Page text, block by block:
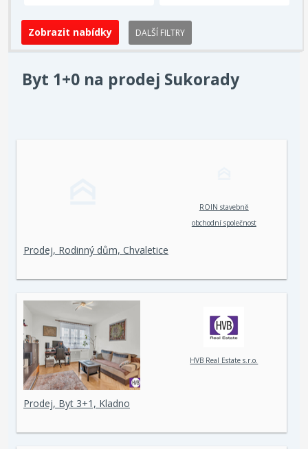
DALŠÍ FILTRY
Byt 1+0 na prodej Sukorady
ROIN stavebně
obchodní společnost
Prodej, Rodinný dům, Chvaletice
HVB Real Estate s.r.o.
Prodej, Byt 3+1, Kladno